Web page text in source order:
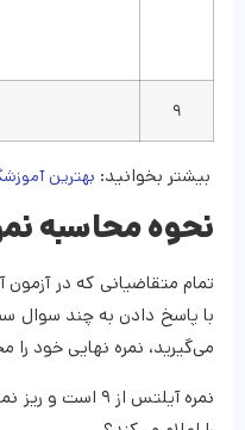
۹
بیشتر بخوانید: بهترین
نحوه محاسبه
تمام متقاضیانی که در
با پاسخ دادن به چند سوال
می‌گیرید، نمره نهایی خود را